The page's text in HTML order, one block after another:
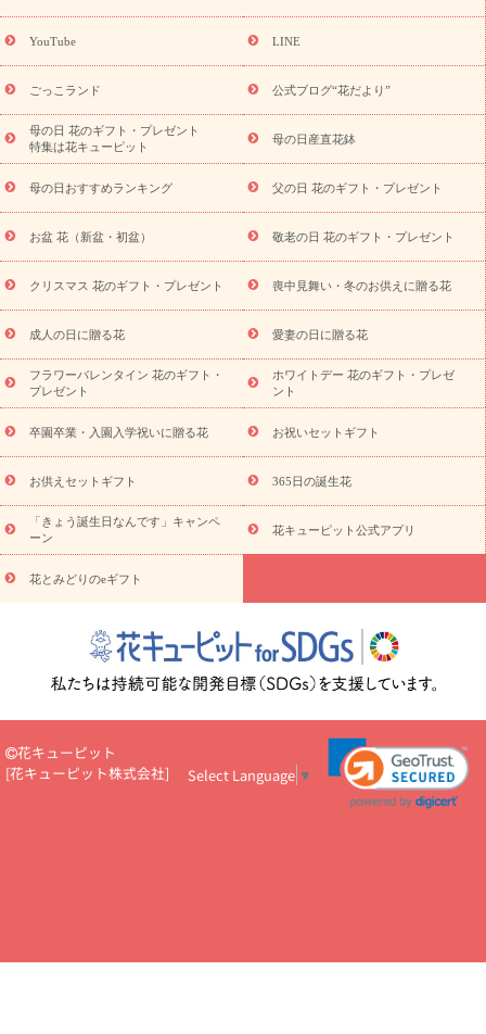
9月の誕生花(リンドウ)
ら探す
お祝いの花特集 当日配達特急便 お祝い商品一覧
念日
結婚祝い 出産祝い 退院祝い・快気祝い
寿祝い
プチギフト ペットのお祝いフラワー
供え・お悔やみ商品一覧
お供え・お悔やみの花
四十九日法要以
降に贈る花
通夜・葬儀に贈る花
お供え お花とセットギフト
お供え プリザーブドフラワー
ペットのお供えフラワー
お盆（新
盆・初盆）
その他 お祝い返し お見舞い
お取り寄せギフト
ビジネス用
ご自宅用 観葉植物 ミディ胡蝶蘭
プリザーブ
ドフラワー
スタイルから探す アレンジメント 花束
スタ
ンド花
お祝い お供え・お悔やみ 胡蝶蘭 胡蝶蘭・花鉢
ディ胡蝶蘭・お祝い
ミディ胡蝶蘭・お供え
世界初の青色胡蝶蘭
観葉植物
観葉植物 産直多肉植物
プリザーブドフラワー
お祝い
お供え・お悔やみ 花とセットギフト
セミオーダー
プチギフト（hanamore -ハナモア-）
花とみどりのeギフト
キューピットのeGfit
カラー ピンク イエローオレンジ
レッ
ド
お花の種類 トルコキキョウ
お祝い お祝い・3000円～ お祝い・4000円～
お祝い・
5000円～
お祝い・7000円～ お祝い・ 10000円～
お供え・お
悔やみ
円～
お供え・お悔やみ・
読み物
いのマナー
定年退職祝いのマナー
お祝いを贈るときのマナー・
花キューピットのお祝いコラム一覧
誕生日のお花を「色
彩心理学」で選ぶ方法
結婚祝いの予算相場
出産祝いお役立ち情
ール
新築引っ越し祝いコラム お祝い花のマナー総まとめ
職
場上司や先輩へ贈るお祝い花の正解は？
開店祝いの花 選び方ガイ
あり)
花キューピット×専門家
CO2排出量削減 / SDGsを考える
YouTube LINE
ごっこランド 公式ブログ“花だより”
母の日 花のギフト・プレゼント
特集は花キューピット
母の日産直花鉢
母の日おすすめランキング 父の日 花のギフト・プレゼント
お盆 花（新盆・初盆） 敬老の日 花のギフト・プレゼント
クリスマス 花のギフト・プレゼント 喪中見舞い・冬のお供えに贈る花
成人の日に贈る花 愛妻の日に贈る花
フラワーバレンタイン 花のギフト・
プレゼント
ホワイトデー 花のギフト・プレゼ
ント
卒園卒業・入園入学祝いに贈る花 お祝いセットギフト
お供えセットギフト 365日の誕生花
「きょう誕生日なんです」キャンペ
ーン
花キューピット公式アプリ
花とみどりのeギフト
花キューピット
[花キューピット株式会社] Select Language ▼